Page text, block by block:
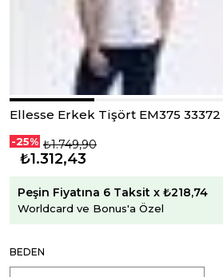
Ellesse Erkek Tişört EM375 33372
-25% ₺1.749,90
₺1.312,43
Peşin Fiyatına 6 Taksit x ₺218,74
Worldcard ve Bonus'a Özel
BEDEN